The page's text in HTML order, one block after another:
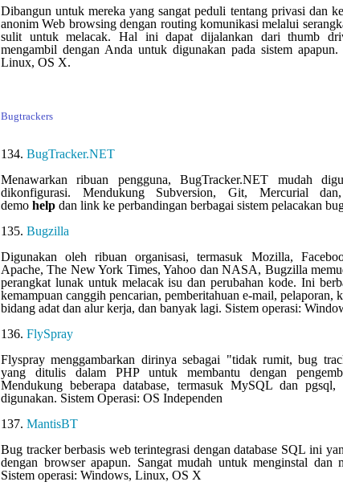
Dibangun untuk mereka yang sangat peduli tentang privasi dan
anonim Web browsing dengan routing komunikasi melalui
sulit untuk melacak. Hal ini dapat dijalankan dari thumb
mengambil dengan Anda untuk digunakan pada sistem
Linux, OS X.
Bugtrackers
134. BugTracker.NET
Menawarkan ribuan pengguna, BugTracker.NET mudah
dikonfigurasi. Mendukung Subversion, Git, Mercurial
demo help dan link ke perbandingan berbagai sistem pelacakan
135. Bugzilla
Digunakan oleh ribuan organisasi, termasuk Mozilla,
Apache, The New York Times, Yahoo dan NASA, Bugzilla
perangkat lunak untuk melacak isu dan perubahan kode. Ini
kemampuan canggih pencarian, pemberitahuan e-mail, pelaporan,
bidang adat dan alur kerja, dan banyak lagi. Sistem operasi:
136. FlySpray
Flyspray menggambarkan dirinya sebagai "tidak rumit, bug
yang ditulis dalam PHP untuk membantu dengan
Mendukung beberapa database, termasuk MySQL dan
digunakan. Sistem Operasi: OS Independen
137. MantisBT
Bug tracker berbasis web terintegrasi dengan database SQL ini
dengan browser apapun. Sangat mudah untuk menginstal dan
Sistem operasi: Windows, Linux, OS X